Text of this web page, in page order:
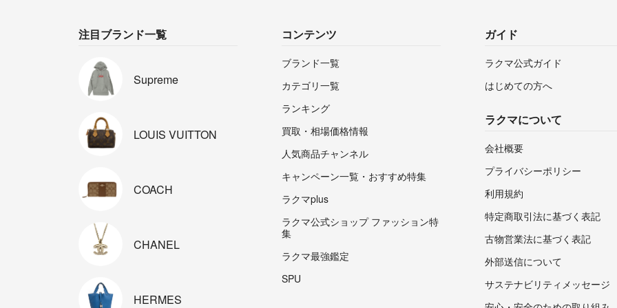
注目ブランド一覧
Supreme
LOUIS VUITTON
COACH
CHANEL
HERMES
コンテンツ
ブランド一覧
カテゴリ一覧
ランキング
買取・相場価格情報
人気商品チャンネル
キャンペーン一覧・おすすめ特集
ラクマplus
ラクマ公式ショップ ファッション特
集
ラクマ最強鑑定
SPU
ガイド
ラクマ公式ガイド
はじめての方へ
ラクマについて
会社概要
プライバシーポリシー
利用規約
特定商取引法に基づく表記
古物営業法に基づく表記
外部送信について
サステナビリティメッセージ